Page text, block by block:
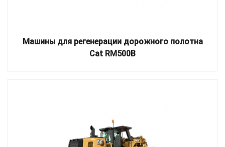
Машины для регенерации дорожного полотна
Cat RM500B